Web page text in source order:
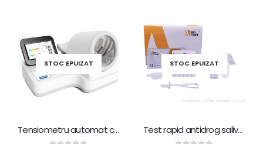
STOC EPUIZAT
Tensiometru automat contec07a
STOC EPUIZAT
Test rapid antidrog saliva 12 substante – 25 teste cutie